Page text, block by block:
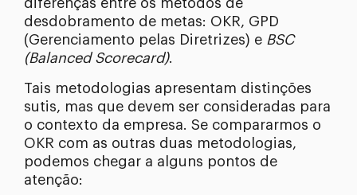
diferenças entre os métodos de
desdobramento de metas: OKR, GPD
(Gerenciamento pelas Diretrizes) e BSC
(Balanced Scorecard).
Tais metodologias apresentam distinções
sutis, mas que devem ser consideradas para
o contexto da empresa. Se compararmos o
OKR com as outras duas metodologias,
podemos chegar a alguns pontos de
atenção: